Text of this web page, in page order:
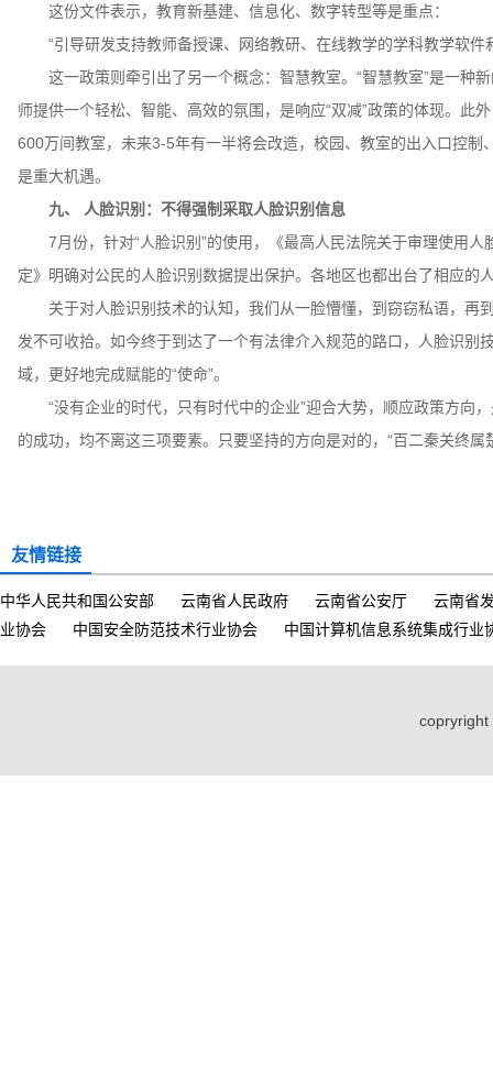
这份文件表示，教育新基建、信息化、数字转型等是重点：
“引导研发支持教师备授课、网络教研、在线教学的学科教学软件
这一政策则牵引出了另一个概念：智慧教室。“智慧教室”是一种
师提供一个轻松、智能、高效的氛围，是响应“双减”政策的体现。此
600万间教室，未来3-5年有一半将会改造，校园、教室的出入口控
是重大机遇。
九、 人脸识别：不得强制采取人脸识别信息
7月份，针对“人脸识别”的使用，《最高人民法院关于审理使用人
定》明确对公民的人脸识别数据提出保护。各地区也都出台了相应的
关于对人脸识别技术的认知，我们从一脸懵懂，到窃窃私语，再
发不可收拾。如今终于到达了一个有法律介入规范的路口，人脸识别
域，更好地完成赋能的“使命”。
“没有企业的时代，只有时代中的企业”迎合大势，顺应政策方向，
的成功，均不离这三项要素。只要坚持的方向是对的，“百二秦关终
友情链接
中华人民共和国公安部 云南省人民政府 云南省公安厅
云南省
业协会
中国安全防范技术行业协会 中国计算机信息系统集成行业